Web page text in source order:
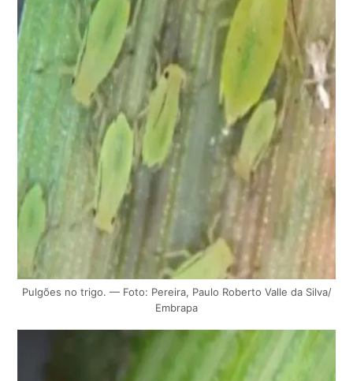
Pulgões no trigo. — Foto: Pereira, Paulo Roberto Valle da Silva/
Embrapa